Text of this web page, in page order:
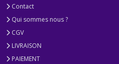
Contact
Qui sommes nous ?
CGV
LIVRAISON
PAIEMENT